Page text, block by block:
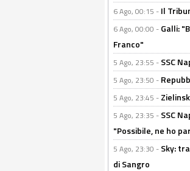
6 Ago, 00:15 - Il
6 Ago, 00:00 - Galli:
Franco"
5 Ago, 23:55 - SSC
5 Ago, 23:50 -
5 Ago, 23:45 -
5 Ago, 23:35 - SSC
"Possibile, ne ho
5 Ago, 23:30 - Sky:
di Sangro